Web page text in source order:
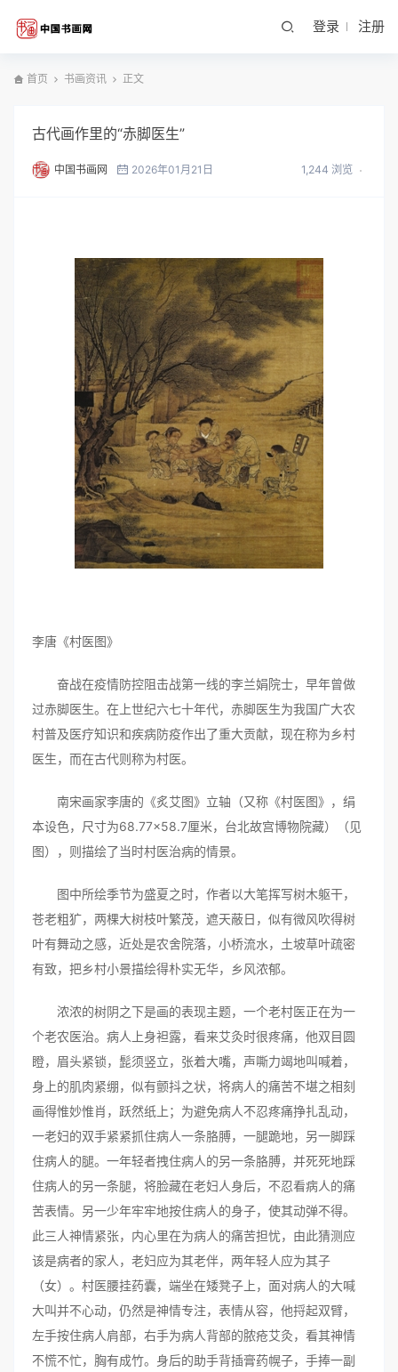
登录 注册
首页 书画资讯 正文
古代画作里的“赤脚医生”
中国书画网 2026年01月21日 1,244 浏览
李唐《村医图》
奋战在疫情防控阻击战第一线的李兰娟院士，早年曾做
过赤脚医生。在上世纪六七十年代，赤脚医生为我国广大农
村普及医疗知识和疾病防疫作出了重大贡献，现在称为乡村
医生，而在古代则称为村医。
南宋画家李唐的《炙艾图》立轴（又称《村医图》，绢
本设色，尺寸为68.77×58.7厘米，台北故宫博物院藏）（见
图），则描绘了当时村医治病的情景。
图中所绘季节为盛夏之时，作者以大笔挥写树木躯干，
苍老粗犷，两棵大树枝叶繁茂，遮天蔽日，似有微风吹得树
叶有舞动之感，近处是农舍院落，小桥流水，土坡草叶疏密
有致，把乡村小景描绘得朴实无华，乡风浓郁。
浓浓的树阴之下是画的表现主题，一个老村医正在为一
个老农医治。病人上身袒露，看来艾灸时很疼痛，他双目圆
瞪，眉头紧锁，髭须竖立，张着大嘴，声嘶力竭地叫喊着，
身上的肌肉紧绷，似有颤抖之状，将病人的痛苦不堪之相刻
画得惟妙惟肖，跃然纸上；为避免病人不忍疼痛挣扎乱动，
一老妇的双手紧紧抓住病人一条胳膊，一腿跪地，另一脚踩
住病人的腿。一年轻者拽住病人的另一条胳膊，并死死地踩
住病人的另一条腿，将脸藏在老妇人身后，不忍看病人的痛
苦表情。另一少年牢牢地按住病人的身子，使其动弹不得。
此三人神情紧张，内心里在为病人的痛苦担忧，由此猜测应
该是病者的家人，老妇应为其老伴，两年轻人应为其子
（女）。村医腰挂药囊，端坐在矮凳子上，面对病人的大喊
大叫并不心动，仍然是神情专注，表情从容，他捋起双臂，
左手按住病人肩部，右手为病人背部的脓疮艾灸，看其神情
不慌不忙，胸有成竹。身后的助手背插膏药幌子，手捧一副